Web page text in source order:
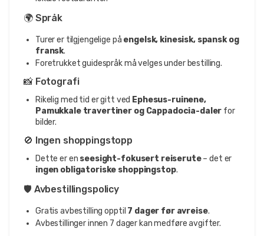
🌍 Språk
Turer er tilgjengelige på engelsk, kinesisk, spansk og
fransk.
Foretrukket guidespråk må velges under bestilling.
📸 Fotografi
Rikelig med tid er gitt ved Ephesus-ruinene,
Pamukkale travertiner og Cappadocia-daler for
bilder.
🚫 Ingen shoppingstopp
Dette er en seesight-fokusert reiserute– det er
ingen obligatoriske shoppingstop.
🛡️ Avbestillingspolicy
Gratis avbestilling opptil 7 dager før avreise.
Avbestillinger innen 7 dager kan medføre avgifter.